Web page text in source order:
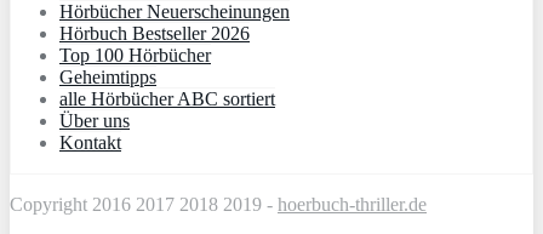
Hörbücher Neuerscheinungen
Hörbuch Bestseller 2026
Top 100 Hörbücher
Geheimtipps
alle Hörbücher ABC sortiert
Über uns
Kontakt
Copyright 2016 2017 2018 2019 - hoerbuch-thriller.de